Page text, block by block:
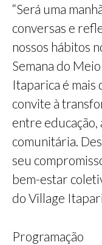
“Será uma
conversas e
nossos hábitos
Semana do
Itaparica é mais
convite à
entre educação,
comunitária.
seu
bem-estar
do Village
Programação